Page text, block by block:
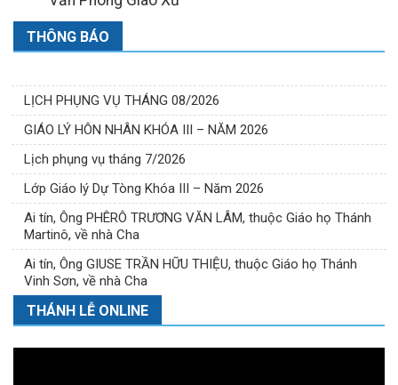
THÔNG BÁO
LỊCH PHỤNG VỤ THÁNG 08/2026
GIÁO LÝ HÔN NHÂN KHÓA III – NĂM 2026
Lịch phụng vụ tháng 7/2026
Lớp Giáo lý Dự Tòng Khóa III – Năm 2026
Ai tín, Ông PHÊRÔ TRƯƠNG VĂN LÂM, thuộc Giáo họ Thánh
Martinô, về nhà Cha
Ai tín, Ông GIUSE TRẦN HỮU THIỆU, thuộc Giáo họ Thánh
Vinh Sơn, về nhà Cha
THÁNH LỄ ONLINE